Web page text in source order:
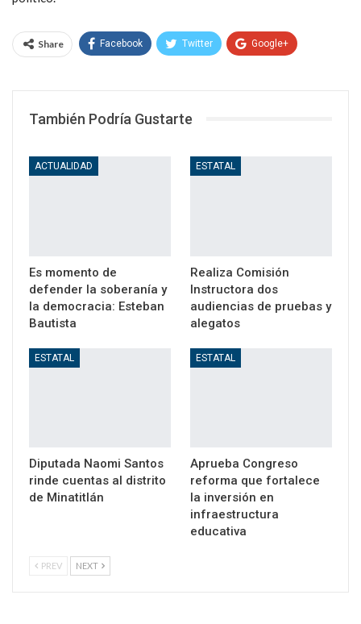
Share Facebook Twitter Google+
También Podría Gustarte
ACTUALIDAD
Es momento de
defender la soberanía y
la democracia: Esteban
Bautista
ESTATAL
Realiza Comisión
Instructora dos
audiencias de pruebas y
alegatos
ESTATAL
Diputada Naomi Santos
rinde cuentas al distrito
de Minatitlán
ESTATAL
Aprueba Congreso
reforma que fortalece
la inversión en
infraestructura
educativa
PREV NEXT